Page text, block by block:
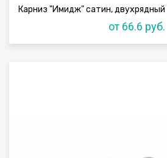
от 66.6 руб.